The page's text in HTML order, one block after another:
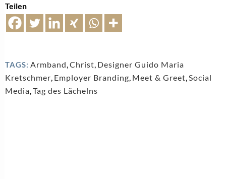
Teilen
TAGS: Armband Christ Designer Guido Maria
Kretschmer Employer Branding Meet & Greet Social
Media Tag des Lächelns